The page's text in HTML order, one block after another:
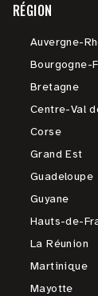
RÉGION
Auvergne-
Bourgogne-
Bretagne
Centre-Val
Corse
Grand Est
Guadeloupe
Guyane
Hauts-de-
La Réunion
Martinique
Mayotte